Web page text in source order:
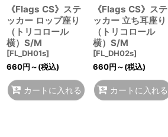
《Flags CS》ステ
ッカー ロップ座り
（トリコロール
横）S/M
[FL_DH01s]
660円～(税込)
カートに入れる
《Flags CS》ステ
ッカー 立ち耳座り
（トリコロール
横）S/M
[FL_DH02s]
660円～(税込)
カートに入れる